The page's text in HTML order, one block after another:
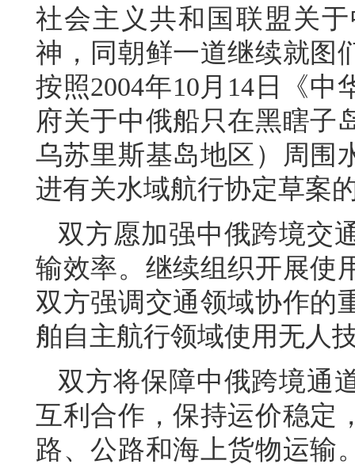
社会主义共和国联盟关
神，同朝鲜一道继续就图
按照2004年10月14日《
府关于中俄船只在黑瞎子
乌苏里斯基岛地区）周围
进有关水域航行协定草案
双方愿加强中俄跨境交
输效率。继续组织开展使
双方强调交通领域协作的
舶自主航行领域使用无人
双方将保障中俄跨境通
互利合作，保持运价稳定
路、公路和海上货物运输